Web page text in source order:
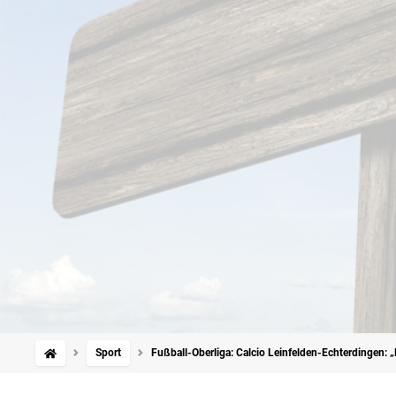
Sport Fußball-Oberliga: Calcio Leinfelden-Echterdingen: